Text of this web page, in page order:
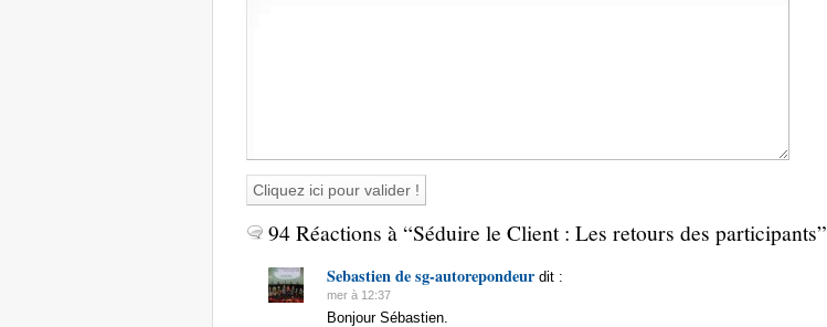
94 Réactions à “Séduire le Client : Les retours des participants”
Sebastien de sg-autorepondeur dit :
mer à 12:37
Bonjour Sébastien.